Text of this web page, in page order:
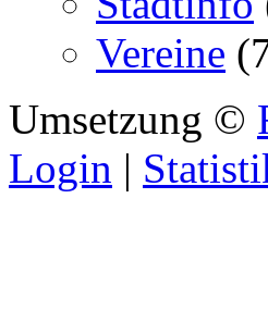
Vereine
Umsetzung ©
Login |